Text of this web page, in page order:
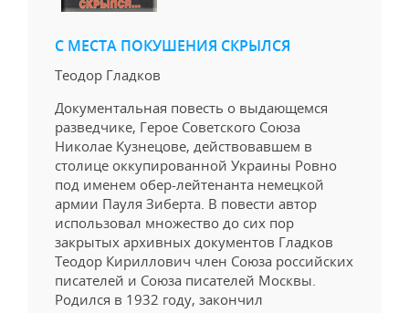
С МЕСТА ПОКУШЕНИЯ СКРЫЛСЯ
Теодор Гладков
Документальная повесть о выдающемся
разведчике, Герое Советского Союза
Николае Кузнецове, действовавшем в
столице оккупированной Украины Ровно
под именем обер-лейтенанта немецкой
армии Пауля Зиберта. В повести автор
использовал множество до сих пор
закрытых архивных документов Гладков
Теодор Кириллович член Союза российских
писателей и Союза писателей Москвы.
Родился в 1932 году, закончил